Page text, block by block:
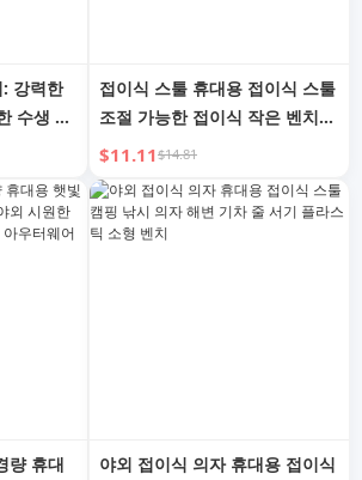
강력한
수생 생
접이식 스툴 휴대용 접이식 스툴
조절 가능한 접이식 작은 벤치
스톨 줄 서기 낚시 스툴 야외 캠
핑 의자
$11.11$14.81
량 휴대
야외 접이식 의자 휴대용 접이식